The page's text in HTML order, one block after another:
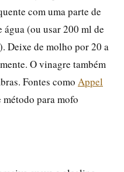
com uma parte de
água (ou usar 200 ml de
Deixe de molho por 20 a
O vinagre também
Fontes como Appel
método para mofo